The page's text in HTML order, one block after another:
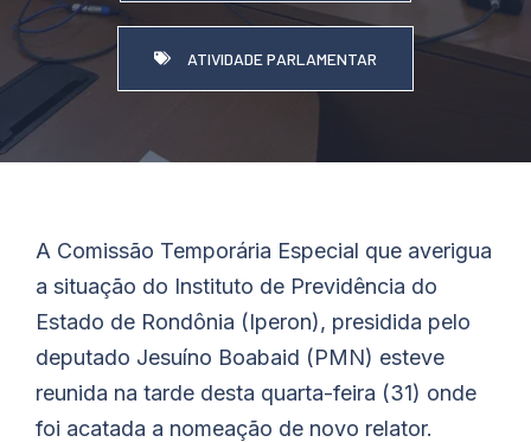
ATIVIDADE PARLAMENTAR
A Comissão Temporária Especial que averigua
a situação do Instituto de Previdência do
Estado de Rondônia (Iperon), presidida pelo
deputado Jesuíno Boabaid (PMN) esteve
reunida na tarde desta quarta-feira (31) onde
foi acatada a nomeação de novo relator.